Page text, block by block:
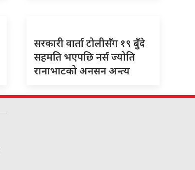
सरकारी वार्ता टोलीसँग १९ बुँदे
सहमति भएपछि नर्स ज्योति
रानाभाटको अनसन अन्त्य